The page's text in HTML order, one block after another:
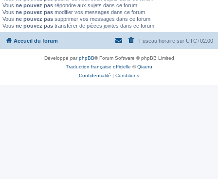
Vous ne pouvez pas répondre aux sujets dans ce forum
Vous ne pouvez pas modifier vos messages dans ce forum
Vous ne pouvez pas supprimer vos messages dans ce forum
Vous ne pouvez pas transférer de pièces jointes dans ce forum
Accueil du forum Fuseau horaire sur UTC+02:00
Développé parphpBB® Forum Software © phpBB Limited
Traduction française officielle ©Qiaeru
Confidentialité | Conditions